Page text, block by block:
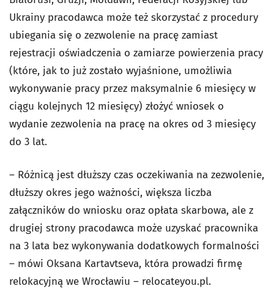
Ukrainy pracodawca może też skorzystać z procedury
ubiegania się o zezwolenie na pracę zamiast
rejestracji oświadczenia o zamiarze powierzenia pracy
(które, jak to już zostało wyjaśnione, umożliwia
wykonywanie pracy przez maksymalnie 6 miesięcy w
ciągu kolejnych 12 miesięcy) złożyć wniosek o
wydanie zezwolenia na pracę na okres od 3 miesięcy
do 3 lat.
– Różnicą jest dłuższy czas oczekiwania na zezwolenie,
dłuższy okres jego ważności, większa liczba
załączników do wniosku oraz opłata skarbowa, ale z
drugiej strony pracodawca może uzyskać pracownika
na 3 lata bez wykonywania dodatkowych formalności
– mówi Oksana Kartavtseva, która prowadzi firmę
relokacyjną we Wrocławiu – relocateyou.pl.